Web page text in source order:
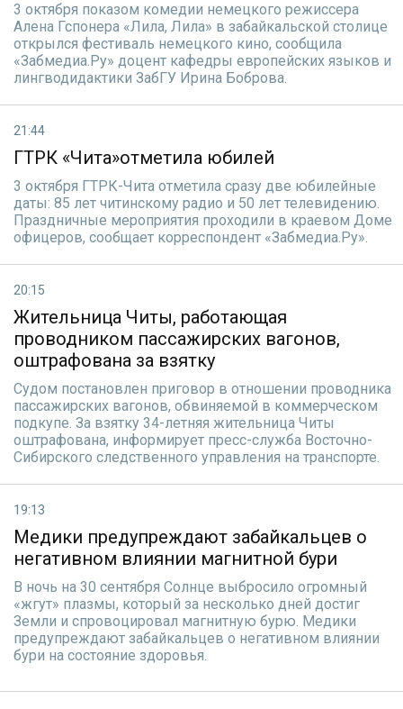
3 октября показом комедии немецкого режиссера
Алена Гспонера «Лила, Лила» в забайкальской столице
открылся фестиваль немецкого кино, сообщила
«Забмедиа.Ру» доцент кафедры европейских языков и
лингводидактики ЗабГУ Ирина Боброва.
21:44
ГТРК «Чита»отметила юбилей
3 октября ГТРК-Чита отметила сразу две юбилейные
даты: 85 лет читинскому радио и 50 лет телевидению.
Праздничные мероприятия проходили в краевом Доме
офицеров, сообщает корреспондент «Забмедиа.Ру».
20:15
Жительница Читы, работающая
проводником пассажирских вагонов,
оштрафована за взятку
Судом постановлен приговор в отношении проводника
пассажирских вагонов, обвиняемой в коммерческом
подкупе. За взятку 34-летняя жительница Читы
оштрафована, информирует пресс-служба Восточно-
Сибирского следственного управления на транспорте.
19:13
Медики предупреждают забайкальцев о
негативном влиянии магнитной бури
В ночь на 30 сентября Солнце выбросило огромный
«жгут» плазмы, который за несколько дней достиг
Земли и спровоцировал магнитную бурю. Медики
предупреждают забайкальцев о негативном влиянии
бури на состояние здоровья.